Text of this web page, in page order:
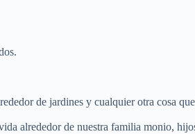
de jardines y cualquier otra cosa
alrededor de nuestra familia monio,